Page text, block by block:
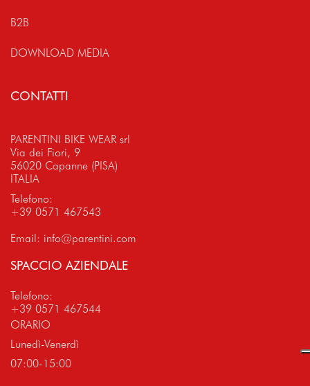
B2B
DOWNLOAD MEDIA
CONTATTI
PARENTINI BIKE WEAR srl
Via dei Fiori, 9
56020 Capanne (PISA)
ITALIA
Telefono:
+39 0571 467543
Email: info@parentini.com
SPACCIO AZIENDALE
Telefono:
+39 0571 467544
ORARIO
Lunedì-Venerdì
07:00-15:00